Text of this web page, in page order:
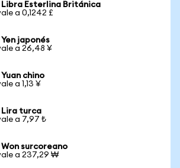
Libra Esterlina Británica
a 0,1242 £
japonés
a 26,48 ¥
chino
a 1,13 ¥
Lira turca
a 7,97 ₺
Won surcoreano
a 237,29 ₩